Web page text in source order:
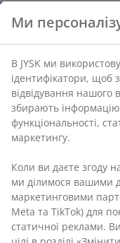
Кошик з морських
зберігання в будь-
зберігання ковдр
колір і плетений
акценту, а міцні
перенесення.